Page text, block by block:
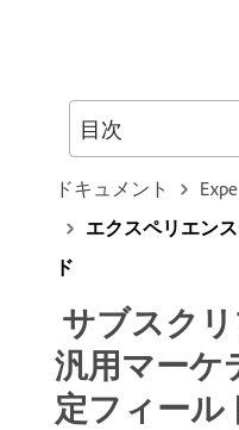
ドキュメント
エクスペリエン
ド
サブスク
汎用マーケ
定フィール
目次